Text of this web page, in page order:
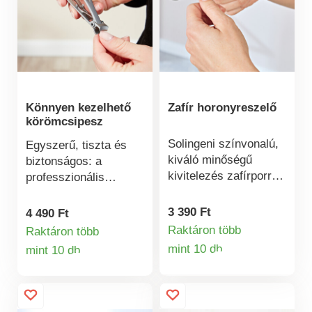
körömágybőr
lenyomásához.
Körömreszelő a
körmök rövidítéséhez.
Könnyen kezelhető
körömcsipesz
Egyszerű, tiszta és
biztonságos: a
professzionális
formázza a durva és
kemény körmöket is.
alakjához igazított
csúszásgátló
4 490 Ft
Raktáron több
mint 10 dbTermékinformációk
Zafír horonyreszelő
Solingeni színvonalú,
kiváló minőségű
kivitelezés zafírporral.
kíméletesen formára
reszelik körmeit. A
tökéletesen kisimítják
lekerekített és
ergonomikusan
3 390 Ft
Raktáron több
mint 10 db